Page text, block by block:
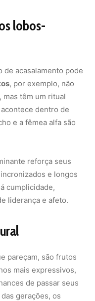
lobos-
de acasalamento pode
, por exemplo, não
mas têm um ritual
dentro de
e a fêmea alfa são
reforça seus
e longos
cumplicidade,
liderança e afeto.
pareçam, são frutos
mais expressivos,
de passar seus
gerações, os